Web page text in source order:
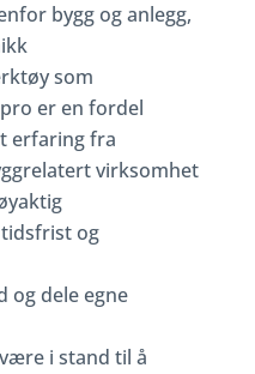
bygg og anlegg,
som
er en fordel
erfaring fra
virksomhet
og
og dele egne
i stand til å